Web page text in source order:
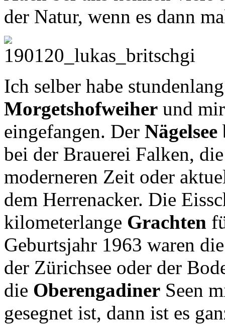
der Natur, wenn es dann
Ich selber habe
Morgetshofweiher und
eingefangen. Der Nägelsee
bei der Brauerei Falken,
moderneren Zeit oder
dem Herrenacker. Die
kilometerlange Grachten
Geburtsjahr 1963 waren
der Zürichsee oder der
die Oberengadiner Seen
gesegnet ist, dann ist es